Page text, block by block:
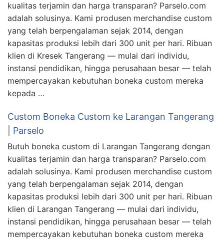
kualitas terjamin dan harga transparan? Parselo.com
adalah solusinya. Kami produsen merchandise custom
yang telah berpengalaman sejak 2014, dengan
kapasitas produksi lebih dari 300 unit per hari. Ribuan
klien di Kresek Tangerang — mulai dari individu,
instansi pendidikan, hingga perusahaan besar — telah
mempercayakan kebutuhan boneka custom mereka
kepada …
Custom Boneka Custom ke Larangan Tangerang
| Parselo
Butuh boneka custom di Larangan Tangerang dengan
kualitas terjamin dan harga transparan? Parselo.com
adalah solusinya. Kami produsen merchandise custom
yang telah berpengalaman sejak 2014, dengan
kapasitas produksi lebih dari 300 unit per hari. Ribuan
klien di Larangan Tangerang — mulai dari individu,
instansi pendidikan, hingga perusahaan besar — telah
mempercayakan kebutuhan boneka custom mereka